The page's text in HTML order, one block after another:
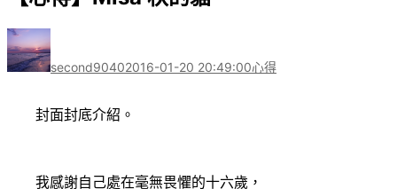
封面封底介紹。
我感謝自己處在毫無畏懼的十六歲，
作
者
second9040日
2016-01-20 20:49:00心得